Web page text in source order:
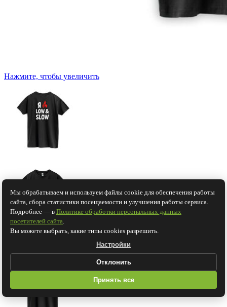
Нажмите, чтобы увеличить
Мерч Гриль-Барбекю
Мы обрабатываем и используем файлы cookie для обеспечения работы
сайта, сбора статистики посещаемости и улучшения работы сервиса.
Подробнее — в Политике обработки персональных данных
посетителей сайта.
Вы можете выбрать, какие типы cookies разрешить.
Настройки
Отклонить
Принять все